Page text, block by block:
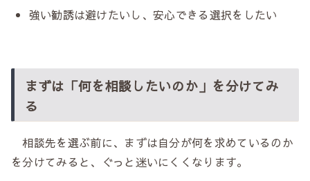
強い勧誘は避けたいし、安心できる選択をしたい
まずは「何を相談したいのか」を分けてみ
る
相談先を選ぶ前に、まずは自分が何を求めているのか
を分けてみると、ぐっと迷いにくくなります。